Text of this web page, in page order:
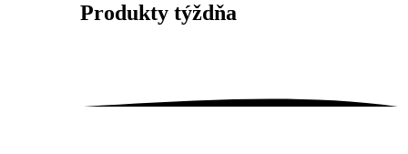
Produkty týždňa